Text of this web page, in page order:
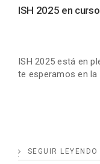
ISH 2025 en
ISH 2025 está en
te esperamos en
SEGUIR LEYENDO